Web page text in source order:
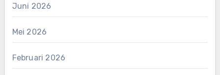
Juni 2026
Mei 2026
Februari 2026